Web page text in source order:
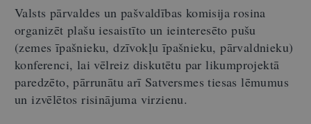
Valsts pārvaldes un pašvaldības komisija rosina
organizēt plašu iesaistīto un ieinteresēto pušu
(zemes īpašnieku, dzīvokļu īpašnieku, pārvaldnieku)
konferenci, lai vēlreiz diskutētu par likumprojektā
paredzēto, pārrunātu arī Satversmes tiesas lēmumus
un izvēlētos risinājuma virzienu.